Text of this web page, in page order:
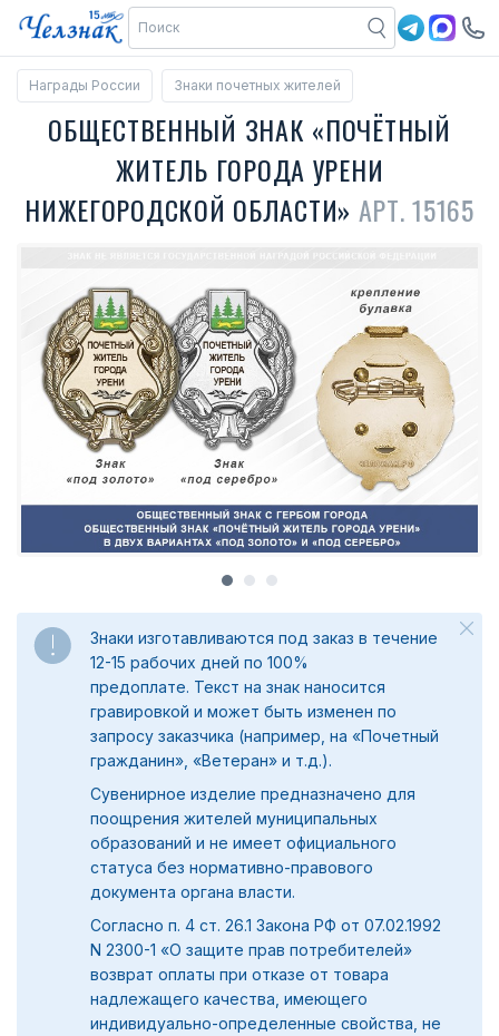
Награды России Знаки почетных жителей
ОБЩЕСТВЕННЫЙ ЗНАК «ПОЧЁТНЫЙ
ЖИТЕЛЬ ГОРОДА УРЕНИ
НИЖЕГОРОДСКОЙ ОБЛАСТИ» АРТ. 15165
Знаки изготавливаются под заказ в течение
12-15 рабочих дней по 100%
предоплате. Текст на знак наносится
гравировкой и может быть изменен по
запросу заказчика (например, на «Почетный
гражданин», «Ветеран» и т.д.).
Сувенирное изделие предназначено для
поощрения жителей муниципальных
образований и не имеет официального
статуса без нормативно-правового
документа органа власти.
Согласно п. 4 ст. 26.1 Закона РФ от 07.02.1992
N 2300-1 «О защите прав потребителей»
возврат оплаты при отказе от товара
надлежащего качества, имеющего
индивидуально-определенные свойства, не